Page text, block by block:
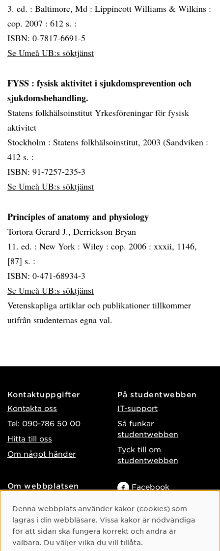
3. ed. : Baltimore, Md : Lippincott Williams & Wilkins :
cop. 2007 : 612 s. :
ISBN: 0-7817-6691-5
Se Umeå UB:s söktjänst
FYSS : fysisk aktivitet i sjukdomsprevention och
sjukdomsbehandling.
Statens folkhälsoinstitut Yrkesföreningar för fysisk
aktivitet
Stockholm : Statens folkhälsoinstitut, 2003 (Sandviken :
412 s. :
ISBN: 91-7257-235-3
Se Umeå UB:s söktjänst
Principles of anatomy and physiology
Tortora Gerard J., Derrickson Bryan
11. ed. : New York : Wiley : cop. 2006 : xxxii, 1146,
[87] s. :
ISBN: 0-471-68934-3
Se Umeå UB:s söktjänst
Vetenskapliga artiklar och publikationer tillkommer
utifrån studenternas egna val.
Kontaktuppgifter
Kontakta oss
Tel: 090-786 50 00
Hitta till oss
Om något händer
På studentwebben
IT-support
Så funkar
studentwebben
Tyck till om
studentwebben
Om webbplatsen
Behandling av
personuppgifter
Hantera kakor
Facebook
TikTok
Youtube
Cookie-samtycke
Denna webbplats använder kakor (cookies) som
lagras i din webbläsare. Vissa kakor är nödvändiga
för att sidan ska fungera korrekt och andra är
valbara. Du väljer vilka du vill tillåta.